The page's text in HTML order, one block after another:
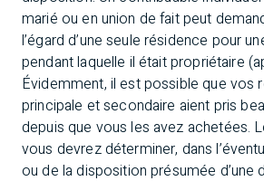
marié ou en union de fait peut
l’égard d’une seule résidence pour
pendant laquelle il était propriétaire
Évidemment, il est possible que vos
principale et secondaire aient pris
depuis que vous les avez achetées.
vous devrez déterminer, dans
ou de la disposition présumée d’une